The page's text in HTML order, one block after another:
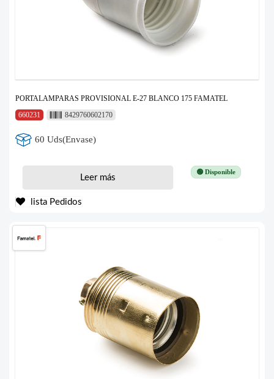
PORTALAMPARAS PROVISIONAL E-27 BLANCO 175 FAMATEL
660231
8429760602170
60 Uds(Envase)
🟢 Disponible
Leer más
lista Pedidos